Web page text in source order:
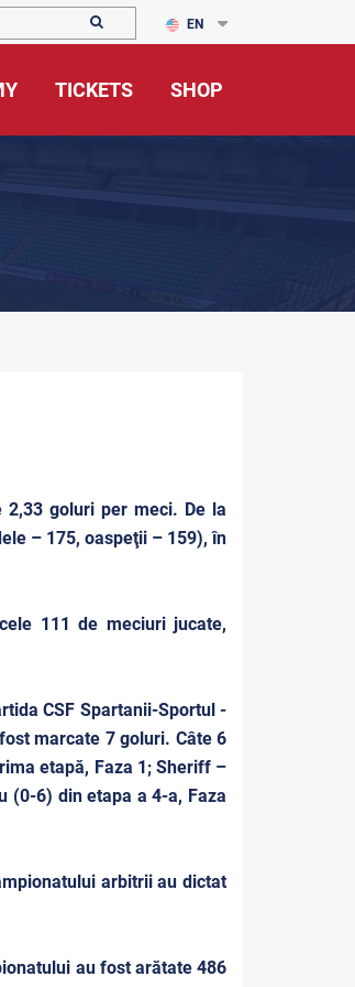
EN
TICKETS SHOP
goluri per meci. De la
– 175, oaspeţii – 159), în
111 de meciuri jucate,
CSF Spartanii-Sportul -
marcate 7 goluri. Câte 6
etapă, Faza 1; Sheriff –
(0-6) din etapa a 4-a, Faza
arbitrii au dictat
au fost arătate 486